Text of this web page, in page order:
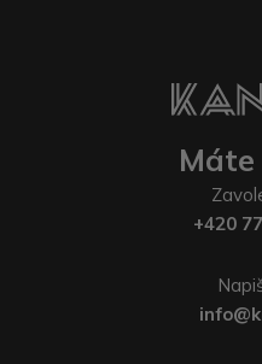
Máte
+420